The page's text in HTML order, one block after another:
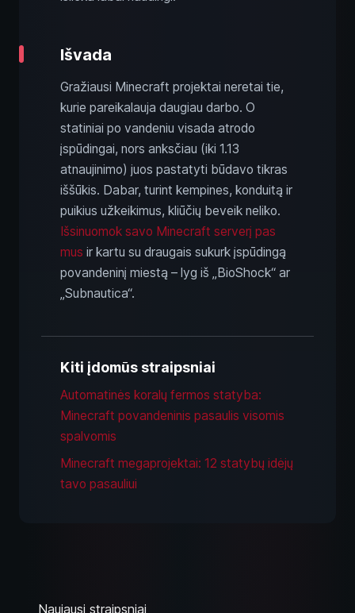
Išvada
Gražiausi Minecraft projektai neretai tie,
kurie pareikalauja daugiau darbo. O
statiniai po vandeniu visada atrodo
įspūdingai, nors anksčiau (iki 1.13
atnaujinimo) juos pastatyti būdavo tikras
iššūkis. Dabar, turint kempines, konduitą ir
puikius užkeikimus, kliūčių beveik neliko.
Išsinuomok savo Minecraft serverį pas
mus ir kartu su draugais sukurk įspūdingą
povandeninį miestą – lyg iš „BioShock“ ar
„Subnautica“.
Kiti įdomūs straipsniai
Automatinės koralų fermos statyba:
Minecraft povandeninis pasaulis visomis
spalvomis
Minecraft megaprojektai: 12 statybų idėjų
tavo pasauliui
Naujausi straipsniai